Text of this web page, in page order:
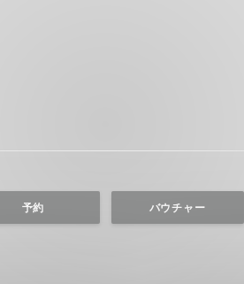
予約 バウチャー